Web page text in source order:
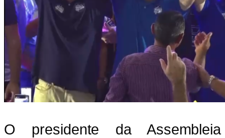
O presidente da Assembleia